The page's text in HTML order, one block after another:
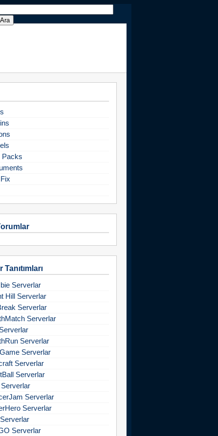
Packs
Tanıtımları
Serverlar
Hill Serverlar
Serverlar
Serverlar
Serverlar
Serverlar
Serverlar
Serverlar
Serverlar
Serverlar
Serverlar